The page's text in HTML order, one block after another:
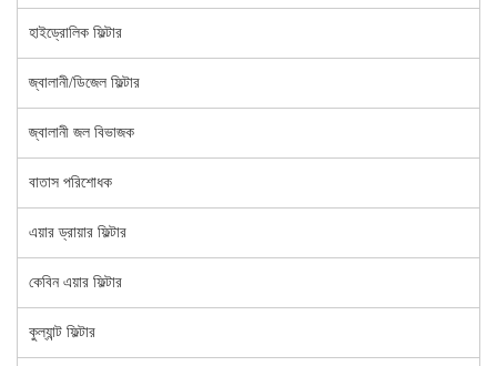
হাইড্রোলিক ফিল্টার
জ্বালানী/ডিজেল ফিল্টার
জ্বালানী জল বিভাজক
বাতাস পরিশোধক
এয়ার ড্রায়ার ফিল্টার
কেবিন এয়ার ফিল্টার
কুল্যান্ট ফিল্টার